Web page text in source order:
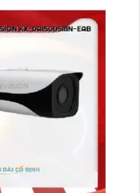
lượng hình ảnh mà
với Smart IR